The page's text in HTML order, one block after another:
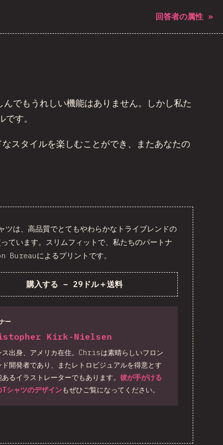
回答者の属性 »
でもうれしい機能はありません。しかし私た
す。
タイルを楽しむことができ、またあなたの
ツは、高品質でとてもやわらかなトライブレンドの
ています。スリムフィットで、私たちのパートナ
Bureauによるプリントです。
購入する – 29ドル＋送料
ー
Kirk-Nielsen
ス出身、アメリカ在住。Chrisは素晴らしいフロン
ド開発者であり、またレトロビジュアルを得意とす
るイラストレーターでもあります。 彼が手がける
Tシャツのデザインもぜひご覧になってください。